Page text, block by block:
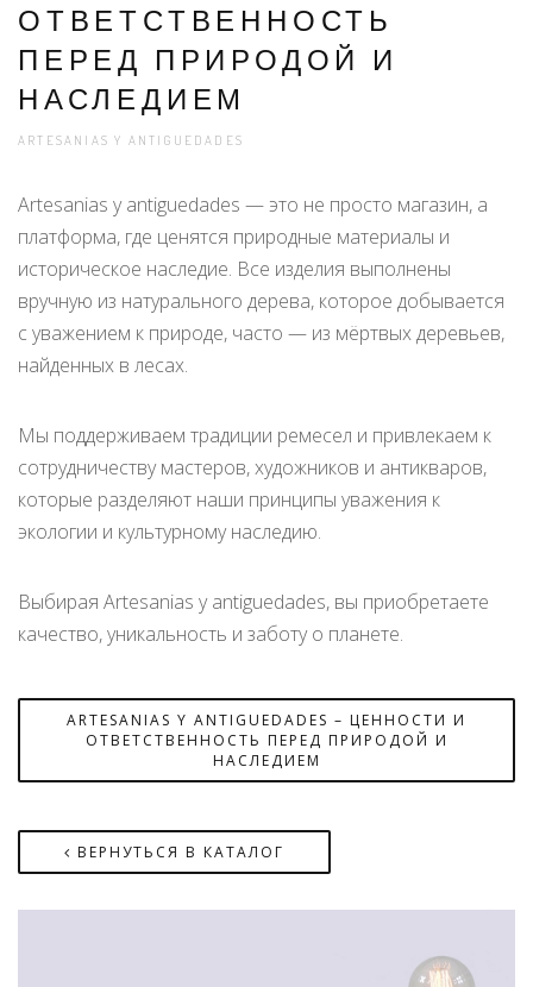
ОТВЕТСТВЕННОСТЬ
ПЕРЕД ПРИРОДОЙ И
НАСЛЕДИЕМ
ARTESANIAS Y ANTIGUEDADES
Artesanias y antiguedades — это не просто магазин, а
платформа, где ценятся природные материалы и
историческое наследие. Все изделия выполнены
вручную из натурального дерева, которое добывается
с уважением к природе, часто — из мёртвых деревьев,
найденных в лесах.
Мы поддерживаем традиции ремесел и привлекаем к
сотрудничеству мастеров, художников и антикваров,
которые разделяют наши принципы уважения к
экологии и культурному наследию.
Выбирая Artesanias y antiguedades, вы приобретаете
качество, уникальность и заботу о планете.
ARTESANIAS Y ANTIGUEDADES – ЦЕННОСТИ И
ОТВЕТСТВЕННОСТЬ ПЕРЕД ПРИРОДОЙ И
НАСЛЕДИЕМ
ВЕРНУТЬСЯ В КАТАЛОГ